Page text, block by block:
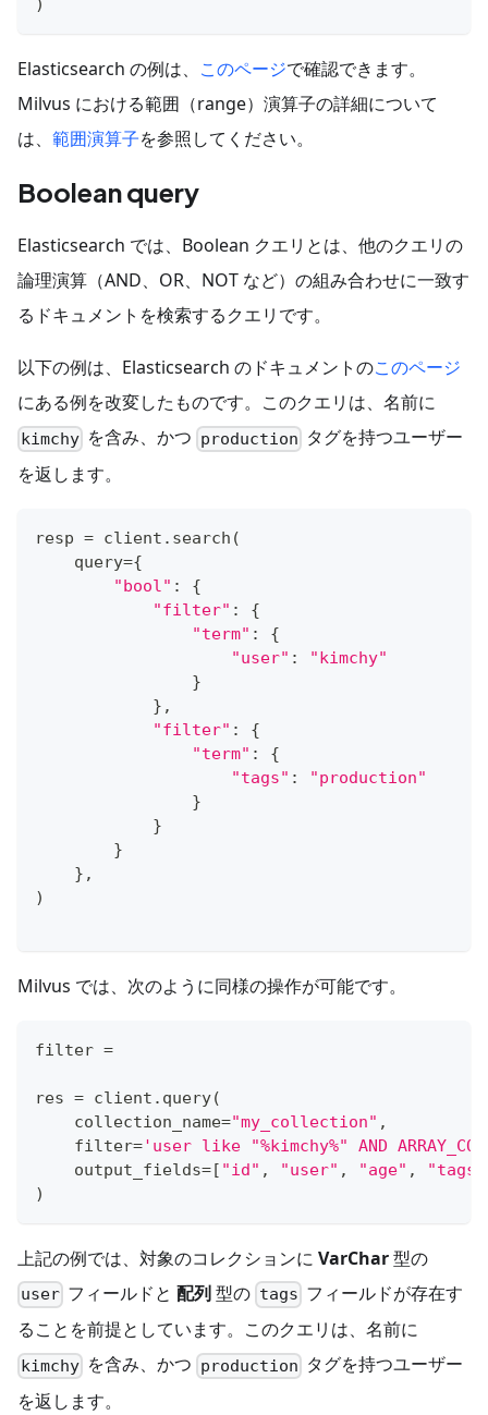
)
Elasticsearch の例は、 このページで確認できます。
Milvus における範囲（range）演算子の詳細について
は、 範囲演算子を参照してください。
Boolean query
Elasticsearch では、Boolean クエリとは、他のクエリの
論理演算（AND、OR、NOT など）の組み合わせに一致す
るドキュメントを検索するクエリです。
以下の例は、Elasticsearch のドキュメントのこのページ
にある例を改変したものです。このクエリは、名前に
kimchy を含み、かつ production タグを持つユーザー
を返します。
resp = client . search (
    query
={
"bool" :
{
"filter" :
{
"term" :
{
"user" :
"kimchy"
}
} ,
"filter" :
{
"term" :
{
"tags" :
"production"
}
}
}
} ,
)
Milvus では、次のように同様の操作が可能です。
filter =
res = client . query(
    collection_name
="my_collection" ,
filter='user like "%kimchy%" AND
    output_fields
=[ "id" , "user" , "age" , "tags"
)
上記の例では、対象のコレクションに VarChar型の
user フィールドと配列型の tags フィールドが存在す
ることを前提としています。このクエリは、名前に
kimchy を含み、かつ production タグを持つユーザー
を返します。